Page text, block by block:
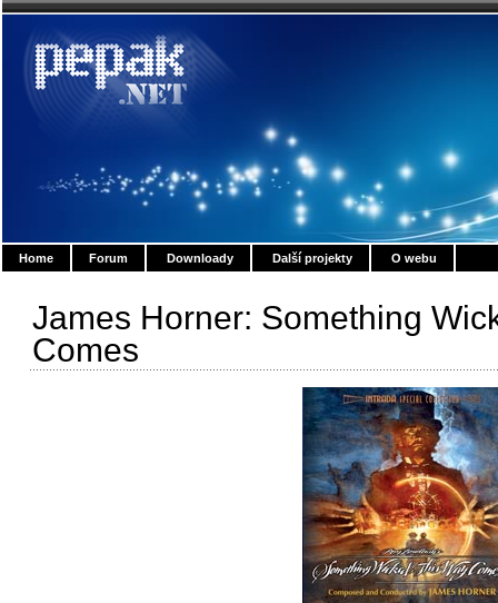
Home Forum Downloady Další projekty O webu
James Horner: Something
Comes